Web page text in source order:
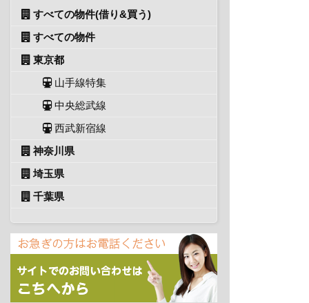
すべての物件(借り&買う)
すべての物件
東京都
山手線特集
中央総武線
西武新宿線
神奈川県
埼玉県
千葉県